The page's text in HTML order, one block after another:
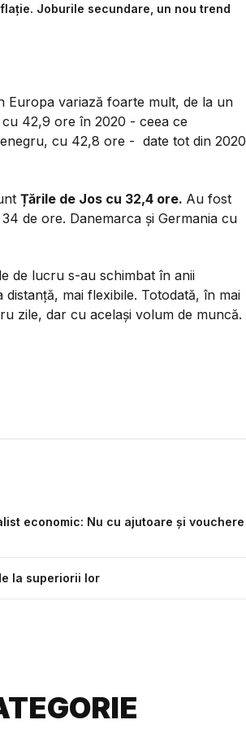
Joburile secundare, un nou trend
Europa variază foarte mult, de la un
42,9 ore în 2020 - ceea ce
cu 42,8 ore - date tot din 2020
Țările de Jos cu 32,4 ore. Au fost
de ore. Danemarca și Germania cu
de lucru s-au schimbat în anii
mai flexibile. Totodată, în mai
zile, dar cu același volum de muncă.
economic: Nu cu ajutoare și vouchere
la superiorii lor